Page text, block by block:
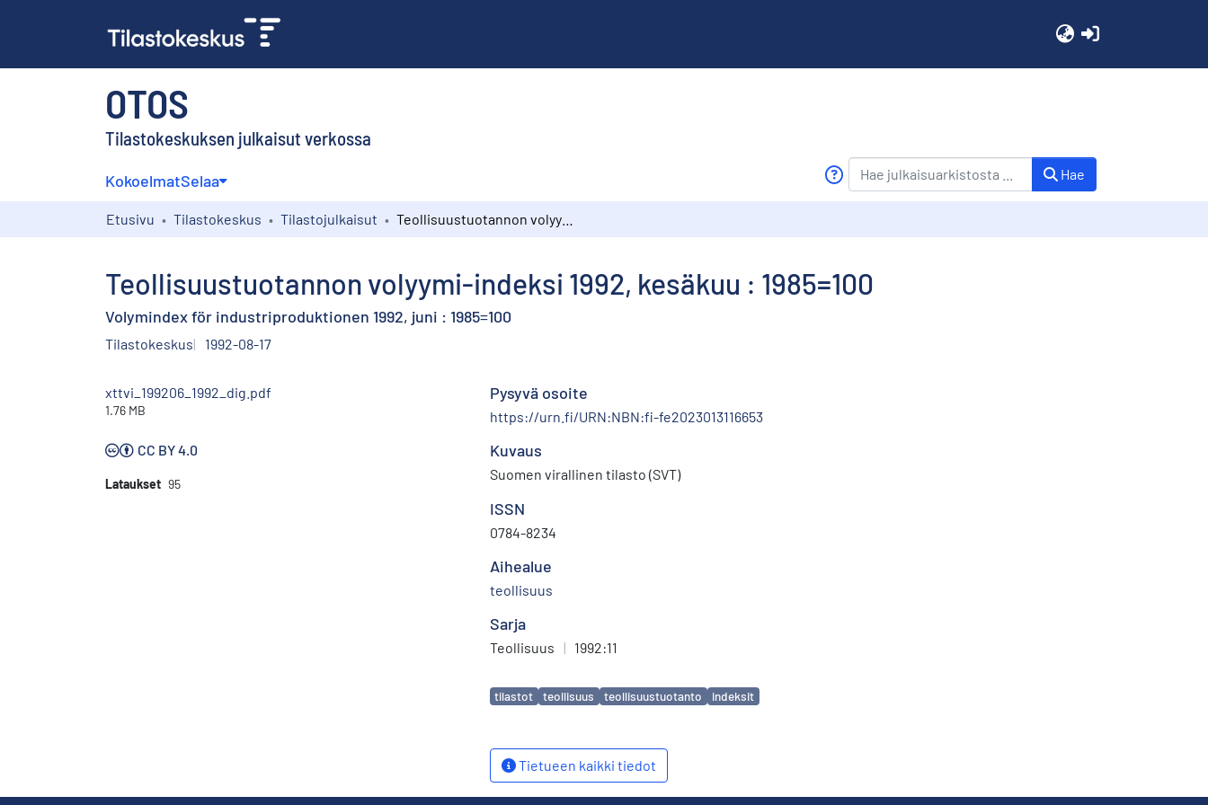
OTOS
Tilastokeskuksen julkaisut verkossa
KokoelmatSelaa Hae
Etusivu Tilastokeskus Tilastojulkaisut
Teollisuustuotannon volyymi-indeksi 1992, kesäkuu : 1985=100
Volymindex för industriproduktionen 1992, juni : 1985=100
Tilastokeskus 1992-08-17
xttvi_199206_1992_dig.pdf
1.76 MB
CC BY 4.0
Lataukset 95
Pysyvä osoite
https://urn.fi/URN:NBN:fi-fe2023013116653
Kuvaus
Suomen virallinen tilasto (SVT)
ISSN
0784-8234
Aihealue
teollisuus
Sarja
Teollisuus | 1992:11
Avainsanat
tilastot teollisuus teollisuustuotanto indeksit
Tietueen kaikki tiedot